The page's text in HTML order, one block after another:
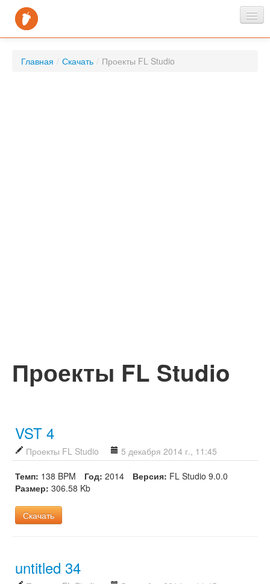
Главная / Скачать / Проекты FL Studio
Проекты FL Studio
VST 4
Проекты FL Studio 5 декабря 2014 г., 11:45
Темп: 138 BPM Год: 2014 Версия: FL Studio 9.0.0
Размер: 306.58 Kb
Скачать
untitled 34